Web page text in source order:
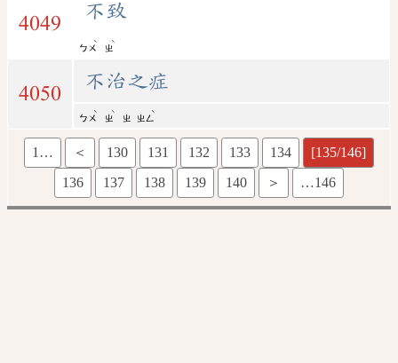
4049
不致
ㄅㄨ
ˋ
ㄓ
ˋ
4050
不治之症
ㄅㄨ
ˋ
ㄓ
ˋ
ㄓ ㄓㄥ
ˋ
1… ＜ 130 131 132 133 134
[135/146]
136
137 138 139 140 ＞ …146